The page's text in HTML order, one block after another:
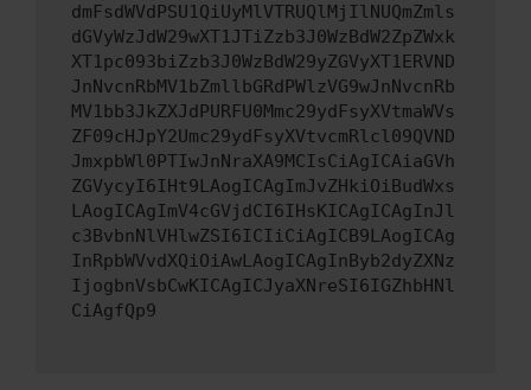
dmFsdWVdPSU1QiUyMlVTRUQlMjIlNUQmZmls
dGVyWzJdW29wXT1JTiZzb3J0WzBdW2ZpZWxk
XT1pc093biZzb3J0WzBdW29yZGVyXT1ERVND
JnNvcnRbMV1bZmllbGRdPWlzVG9wJnNvcnRb
MV1bb3JkZXJdPURFU0Mmc29ydFsyXVtmaWVs
ZF09cHJpY2Umc29ydFsyXVtvcmRlcl09QVND
JmxpbWl0PTIwJnNraXA9MCIsCiAgICAiaGVh
ZGVycyI6IHt9LAogICAgImJvZHkiOiBudWxs
LAogICAgImV4cGVjdCI6IHsKICAgICAgInJl
c3BvbnNlVHlwZSI6ICIiCiAgICB9LAogICAg
InRpbWVvdXQiOiAwLAogICAgInByb2dyZXNz
IjogbnVsbCwKICAgICJyaXNreSI6IGZhbHNl
CiAgfQp9